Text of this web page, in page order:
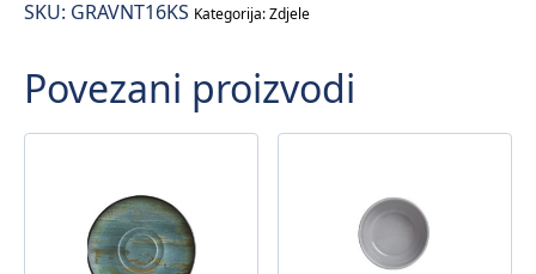
količina
SKU: GRAVNT16KS Kategorija:Zdjele
Povezani proizvodi